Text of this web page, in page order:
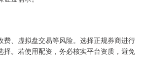
费、虚拟盘交易等风险。选择正规券商进行
择。若使用配资，务必核实平台资质，避免